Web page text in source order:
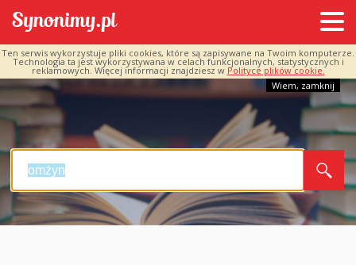
Ten serwis wykorzystuje pliki cookies, które są zapisywane na Twoim komputerze.
Technologia ta jest wykorzystywana w celach funkcjonalnych, statystycznych i
reklamowych. Więcej informacji znajdziesz w Polityce plików cookie.
Wiem, zamknij